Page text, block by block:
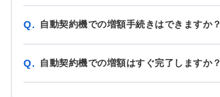
Q. 自動契約機での増額手続きはできますか？
Q. 自動契約機での増額はすぐ完了しますか？